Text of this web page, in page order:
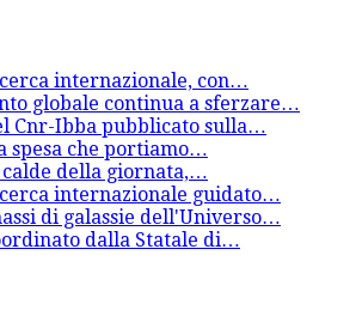
internazionale, con…
globale continua a sferzare…
Cnr-Ibba pubblicato sulla…
spesa che portiamo…
della giornata,…
internazionale guidato…
di galassie dell'Universo…
dalla Statale di…